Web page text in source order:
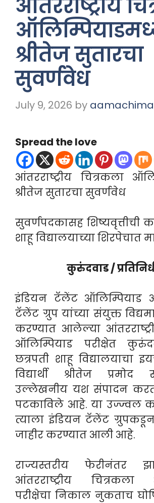
आंतरराष्ट्रीय
श्रीतेज सुतारचा
सुवर्णवेध
July 9, 2026 by
Spread the love
आंतरराष्ट्रीय चित्रकला
श्रीतेज सुतारचा सुवर्णवेध
सुवर्णपदकासह शिष्यवृत्तीची
शाहू विद्यालयाच्या शिरपेचात
कुरुंदवाड /
इंडियन टॅलेंट ऑलिम्पियाड
टॅलेंट ग्रुप यांच्या संयुक्त
करण्यात आलेल्या
ऑलिम्पियाड परीक्षेत
छत्रपती शाहू विद्यालयाचा
विद्यार्थी श्रीतेज
उल्लेखनीय यश संपादन
पटकाविले आहे. या उज्ज्वल
त्याला इंडियन टॅलेंट ग्रुपकडून
जाहीर करण्यात आली आहे.
राज्यस्तरीय फेरीनंतर
आंतरराष्ट्रीय चित्रकला
परीक्षेचा निकाल नुकताच